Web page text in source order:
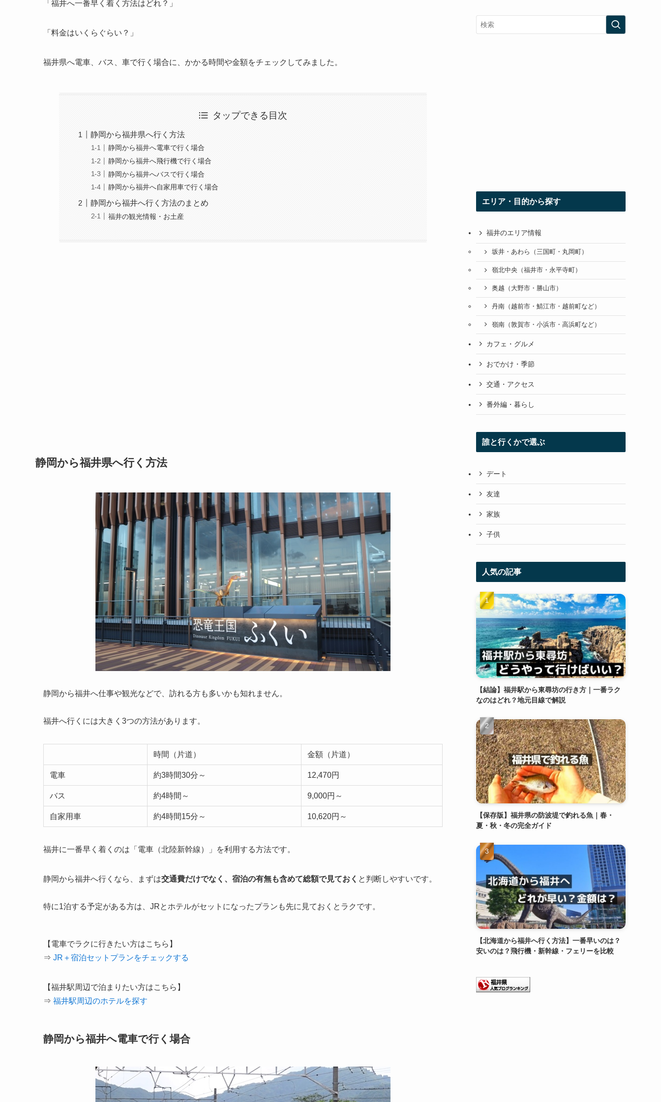
「福井へ一番早く着く方法はどれ？」
「料金はいくらぐらい？」
福井県へ電車、バス、車で行く場合に、かかる時間や金額をチェックしてみました。
タップできる目次
静岡から福井県へ行く方法
静岡から福井へ電車で行く場合
静岡から福井へ飛行機で行く場合
静岡から福井へバスで行く場合
静岡から福井へ自家用車で行く場合
静岡から福井へ行く方法のまとめ
福井の観光情報・お土産
静岡から福井県へ行く方法
静岡から福井へ仕事や観光などで、訪れる方も多いかも知れません。
福井へ行くには大きく3つの方法があります。
時間（片道） 金額（片道）
電車 約3時間30分～ 12,470円
バス 約4時間～ 9,000円～
自家用車 約4時間15分～ 10,620円～
福井に一番早く着くのは「電車（北陸新幹線）」を利用する方法です。
静岡から福井へ行くなら、まずは交通費だけでなく、宿泊の有無も含めて総額で見ておく と判断しやすいです。
特に1泊する予定がある方は、JRとホテルがセットになったプランも先に見ておくとラクです。
【電車でラクに行きたい方はこちら】
⇒ JR＋宿泊セットプランをチェックする
【福井駅周辺で泊まりたい方はこちら】
⇒ 福井駅周辺のホテルを探す
静岡から福井へ電車で行く場合
エリア・目的から探す
福井のエリア情報
坂井・あわら（三国町・丸岡町）
嶺北中央（福井市・永平寺町）
奥越（大野市・勝山市）
丹南（越前市・鯖江市・越前町など）
嶺南（敦賀市・小浜市・高浜町など）
カフェ・グルメ
おでかけ・季節
交通・アクセス
番外編・暮らし
誰と行くかで選ぶ
デート
友達
家族
子供
人気の記事
【結論】福井駅から東尋坊の行き方｜一番ラク
なのはどれ？地元目線で解説
【保存版】福井県の防波堤で釣れる魚｜春・
夏・秋・冬の完全ガイド
【北海道から福井へ行く方法】一番早いのは？
安いのは？飛行機・新幹線・フェリーを比較